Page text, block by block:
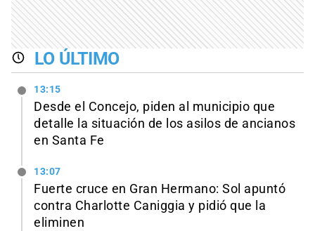
LO ÚLTIMO
13:15
Desde el Concejo, piden al municipio que
detalle la situación de los asilos de ancianos
en Santa Fe
13:07
Fuerte cruce en Gran Hermano: Sol apuntó
contra Charlotte Caniggia y pidió que la
eliminen